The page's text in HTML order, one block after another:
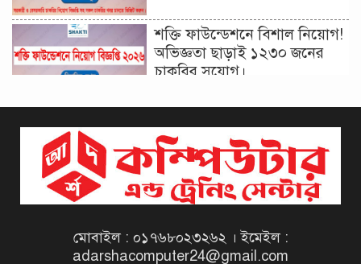
শক্তি ফাউন্ডেশনে বিশাল নিয়োগ!
অভিজ্ঞতা ছাড়াই ১২৩০ জনের
চাকরির সুযোগ।
বিজ্ঞপ্তি ২০২৬ | Taxes Zone
Dinajpur Job Circular 2026
বেসরকারি সংস্থা সেতু (SETU)
Job Circular 2026
মোবাইল : ০১৭৬৮০২৩২৬২ । ইমেইল :
adarshacomputer24@gmail.com